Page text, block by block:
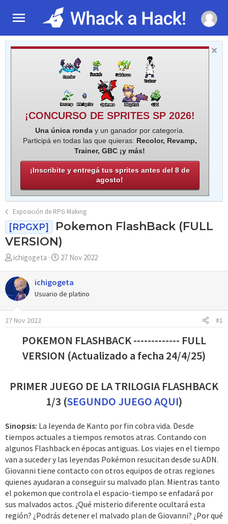
¡CONCURSO DE SPRITES SP 2026!
Una única ronday un ganador por categoría.
Participá en todas las que quieras: Recolor, Revamp,
Trainer, GBC ¡y más!
¡Inscribite y entregá tus sprites antes del 8 de
agosto!
Exposición de RPG Making
[RPGXP]
Pokemon FlashBack (FULL
VERSION)
A
t
o
r
ichigogeta
F
h
a
d
n
i
o
27 Nov 2022
ichigogeta
Usuario de platino
27 Nov 2022 #1
POKEMON FLASHBACK ------------- FULL
VERSION (Actualizado a fecha 24/4/25)
PRIMER JUEGO DE LA TRILOGIA FLASHBACK
1/3 (SEGUNDO JUEGO AQUI)
Sinopsis: La leyenda de Kanto por fin cobra vida. Desde
tiempos actuales a tiempos remotos atras. Contando con
algunos Flashback en épocas antiguas. Los viajes en el tiempo
van a suceder y las leyendas Pokémon resucitan desde su ADN.
Giovanni tiene contacto con otros equipos de otras regiones
quienes ayudaran a conseguir su malvado plan. Mientras tanto
el pokemon que controla el espacio-tiempo se enfadará por
sus malvados actos. ¿Qué misterio diferente ocultará esta
región? ¿Podrás detener el malvado plan de Giovanni? ¿Por qué